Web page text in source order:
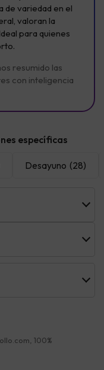
de variedad en el
valoran la
para quienes
resumido las
con inteligencia
específicas
Desayuno (28)
100%